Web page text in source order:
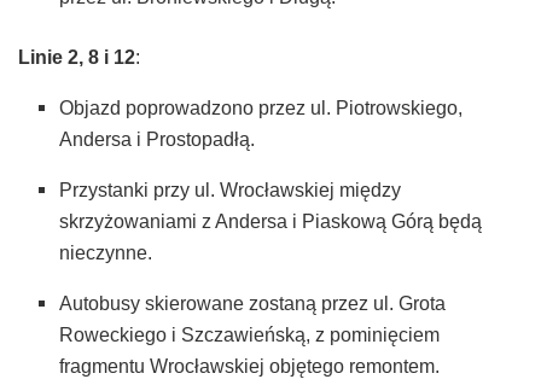
Linie 2, 8 i 12:
Objazd poprowadzono przez ul. Piotrowskiego,
Andersa i Prostopadłą.
Przystanki przy ul. Wrocławskiej między
skrzyżowaniami z Andersa i Piaskową Górą będą
nieczynne.
Autobusy skierowane zostaną przez ul. Grota
Roweckiego i Szczawieńską, z pominięciem
fragmentu Wrocławskiej objętego remontem.